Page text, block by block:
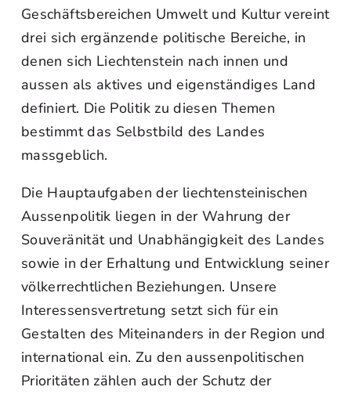
Geschäftsbereichen Umwelt und Kultur vereint
drei sich ergänzende politische Bereiche, in
denen sich Liechtenstein nach innen und
aussen als aktives und eigenständiges Land
definiert. Die Politik zu diesen Themen
bestimmt das Selbstbild des Landes
massgeblich.
Die Hauptaufgaben der liechtensteinischen
Aussenpolitik liegen in der Wahrung der
Souveränität und Unabhängigkeit des Landes
sowie in der Erhaltung und Entwicklung seiner
völkerrechtlichen Beziehungen. Unsere
Interessensvertretung setzt sich für ein
Gestalten des Miteinanders in der Region und
international ein. Zu den aussenpolitischen
Prioritäten zählen auch der Schutz der